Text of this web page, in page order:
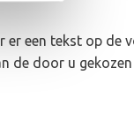
een tekst op de
de door u